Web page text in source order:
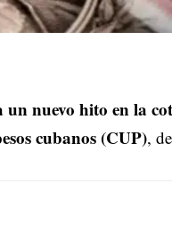
nuevo hito en la
cubanos (CUP),